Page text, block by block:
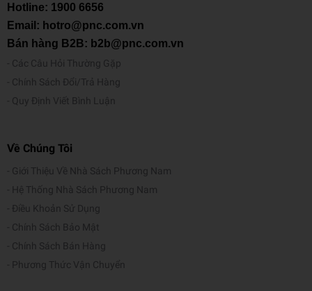
Hotline: 1900 6656
Email: hotro@pnc.com.vn
Bán hàng B2B: b2b@pnc.com.vn
Các Câu Hỏi Thường Gặp
Chính Sách Đổi/Trả Hàng
Quy Định Viết Bình Luận
Về Chúng Tôi
Giới Thiệu Về Nhà Sách Phương Nam
Hệ Thống Nhà Sách Phương Nam
Điều Khoản Sử Dụng
Chính Sách Bảo Mật
Chính Sách Bán Hàng
Phương Thức Vận Chuyển